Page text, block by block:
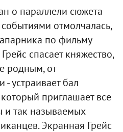
о параллели сюжета
отмолчалась,
по фильму
спасает княжество,
родным, от
- устраивает бал
приглашает все
так называемых
Экранная Грейс